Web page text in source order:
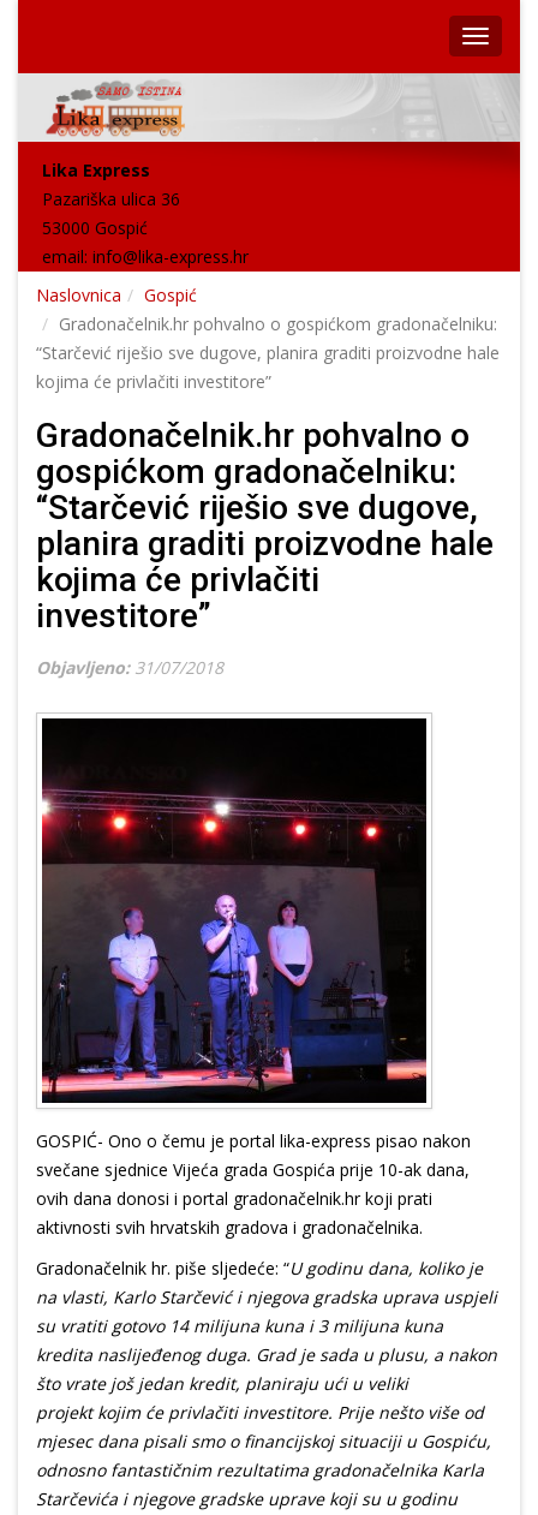
Lika Express
Pazariška ulica 36
53000 Gospić
email: info@lika-express.hr
Naslovnica
Gospić
Gradonačelnik.hr pohvalno o gospićkom gradonačelniku:
“Starčević riješio sve dugove, planira graditi proizvodne hale
kojima će privlačiti investitore”
Gradonačelnik.hr pohvalno o
gospićkom gradonačelniku:
“Starčević riješio sve dugove,
planira graditi proizvodne hale
kojima će privlačiti
investitore”
Objavljeno: 31/07/2018
GOSPIĆ- Ono o čemu je portal lika-express pisao nakon
svečane sjednice Vijeća grada Gospića prije 10-ak dana,
ovih dana donosi i portal gradonačelnik.hr koji prati
aktivnosti svih hrvatskih gradova i gradonačelnika.
Gradonačelnik hr. piše sljedeće: “U godinu dana, koliko je
na vlasti, Karlo Starčević i njegova gradska uprava uspjeli
su vratiti gotovo 14 milijuna kuna i 3 milijuna kuna
kredita naslijeđenog duga. Grad je sada u plusu, a nakon
što vrate još jedan kredit, planiraju ući u veliki
projektkojim će privlačiti investitore. Prije nešto više od
mjesec dana pisali smo o financijskoj situaciji u Gospiću,
odnosno fantastičnim rezultatima gradonačelnika Karla
Starčevića i njegove gradske uprave koji su u godinu